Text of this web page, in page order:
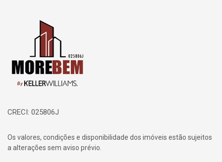
Página inicial
CRECI: 025806J
Os valores, condições e disponibilidade dos imóveis estão sujeitos
a alterações sem aviso prévio.